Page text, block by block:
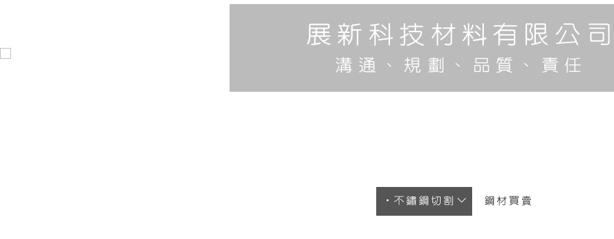
展新科技材料有限公司
溝通、規劃、品質、責任
不鏽鋼切割 鋼材買賣